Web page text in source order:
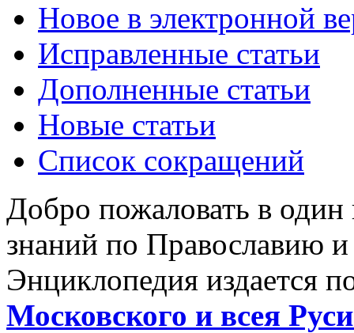
Новое в электронной
Исправленные статьи
Дополненные статьи
Новые статьи
Список сокращений
Добро пожаловать в
знаний по Православию
Энциклопедия издается
Московского и всея